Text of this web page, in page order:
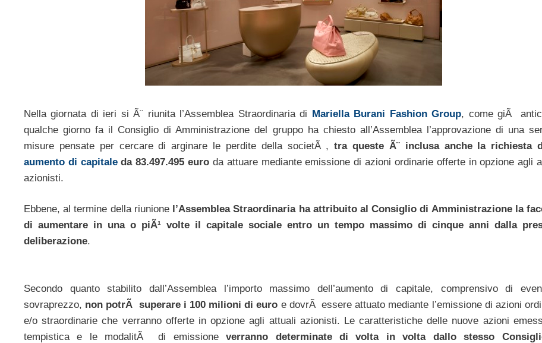
Nella giornata di ieri si Ã¨ riunita l’Assemblea Straordinaria di Mariella Burani Fashion Group, come giÃ
qualche giorno fa il Consiglio di Amministrazione del gruppo ha chiesto all’Assemblea l’approvazione di una
misure pensate per cercare di arginare le perdite della societÃ ,tra queste Ã¨ inclusa anche la richiesta
aumento di capitaleda 83.497.495 euro da attuare mediante emissione di azioni ordinarie offerte in opzione agli
azionisti.
Ebbene, al termine della riunione l’Assemblea Straordinaria ha attribuito al Consiglio di Amministrazione la
di aumentare in una o piÃ¹ volte il capitale sociale entro un tempo massimo di cinque anni dalla
deliberazione.
Secondo quanto stabilito dall’Assemblea l’importo massimo dell’aumento di capitale, comprensivo di
sovraprezzo, non potrÃ superare i 100 milioni di euro e dovrÃ essere attuato mediante l’emissione di azioni
e/o straordinarie che verranno offerte in opzione agli attuali azionisti. Le caratteristiche delle nuove azioni
tempistica e le modalitÃ di emissioneverranno determinate di volta in volta dallo stesso